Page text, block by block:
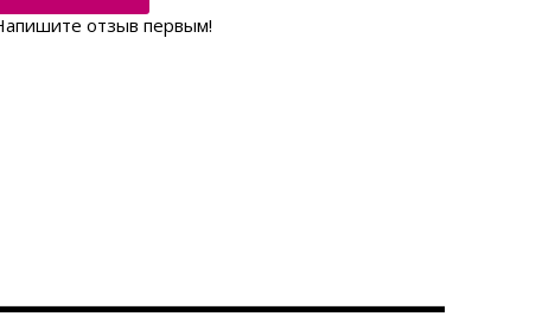
отзыв первым!